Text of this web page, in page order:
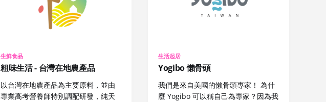
生鮮食品
粗味生活 - 台灣在地農產品
以台灣在地農產品為主要原料，並由
專業高考營養師特別調配研發，純天
生活起居
Yogibo 懶骨頭
我們是來自美國的懶骨頭專家！ 為什
麼 Yogibo 可以稱自己為專家？因為我